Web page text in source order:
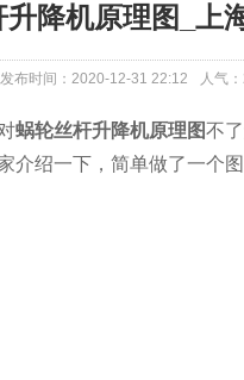
升降机原理图_上
发布时间：2020-12-31 22:12 人气：
蜗轮丝杆升降机原理图不
绍一下，简单做了一个